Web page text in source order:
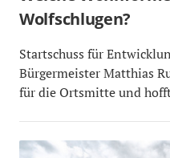
Wolfschlugen?
Startschuss für
Bürgermeister Matthias
für die Ortsmitte und